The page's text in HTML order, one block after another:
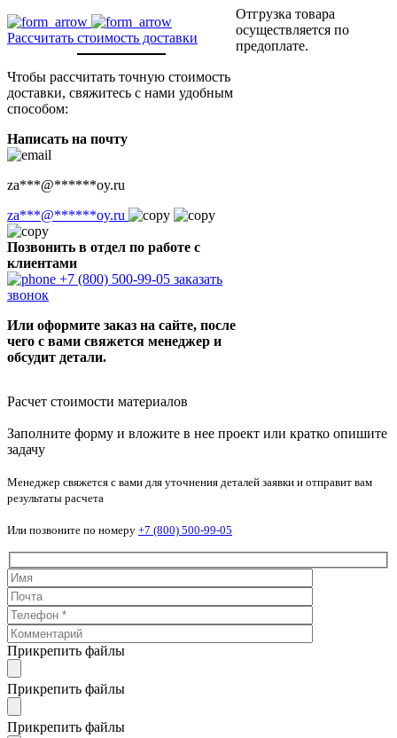
Рассчитать стоимость доставки
Чтобы рассчитать точную стоимость
доставки, свяжитесь с нами удобным
способом:
Написать на почту
za***@******oy.ru
za***@******oy.ru
Позвонить в отдел по работе с
клиентами
+7 (800) 500-99-05 заказать
звонок
Или оформите заказ на сайте, после
чего с вами свяжется менеджер и
обсудит детали.
Отгрузка товара
осуществляется по
предоплате.
Расчет стоимости материалов
Заполните форму и вложите в нее проект или кратко опишите
задачу
Менеджер свяжется с вами для уточнения деталей заявки и отправит вам
результаты расчета
Или позвоните по номеру +7 (800) 500-99-05
Прикрепить файлы
Прикрепить файлы
Прикрепить файлы